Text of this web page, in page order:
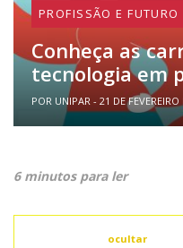
PROFISSÃO E FUTURO
Conheça as
tecnologia em
POR UNIPAR - 21 DE FEVEREIRO
6 minutos para ler
ocultar